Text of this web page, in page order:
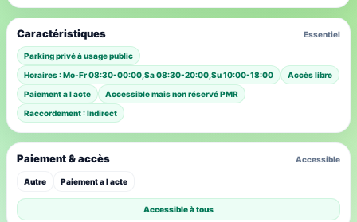
Caractéristiques Essentiel
Parking privé à usage public
Horaires : Mo-Fr 08:30-00:00,Sa 08:30-20:00,Su 10:00-18:00
Accès libre
Paiement a l acte
Accessible mais non réservé PMR
Raccordement : Indirect
Paiement & accès Accessible
Autre Paiement a l acte
Accessible à tous